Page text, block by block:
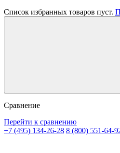
Список избранных товаров пуст.
Сравнение
Перейти к сравнению
+7 (495) 134-26-28 8 (800) 551-64-